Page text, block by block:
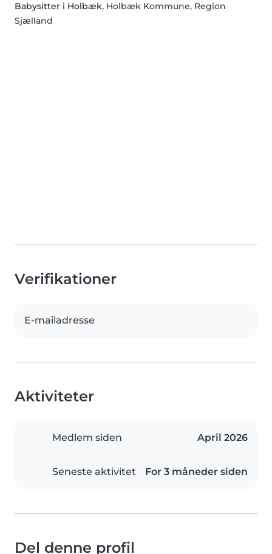
Babysitter i Holbæk, Holbæk Kommune, Region
Sjælland
Verifikationer
E-mailadresse
Aktiviteter
Medlem siden April 2026
Seneste aktivitet For 3 måneder siden
Del denne profil